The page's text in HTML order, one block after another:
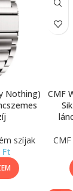
Nothing)
szíjak
Ft
CMF